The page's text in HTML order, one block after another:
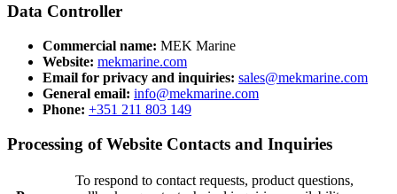
Data Controller
Commercial name: MEK Marine
Website: mekmarine.com
Email for privacy and inquiries: sales@mekmarine.com
General email: info@mekmarine.com
Phone: +351 211 803 149
Processing of Website Contacts and Inquiries
To respond to contact requests, product questions,